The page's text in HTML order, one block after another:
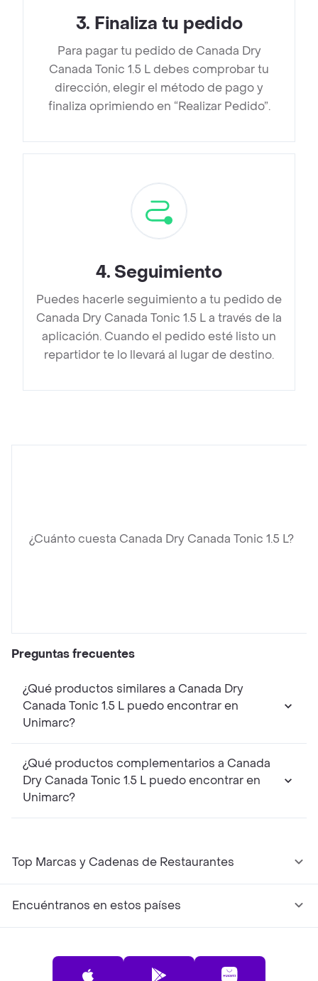
3. Finaliza tu pedido
Para pagar tu pedido de Canada Dry
Canada Tonic 1.5 L debes comprobar tu
dirección, elegir el método de pago y
finaliza oprimiendo en “Realizar Pedido”.
4. Seguimiento
Puedes hacerle seguimiento a tu pedido de
Canada Dry Canada Tonic 1.5 L a través de la
aplicación. Cuando el pedido esté listo un
repartidor te lo llevará al lugar de destino.
¿Cuánto cuesta Canada Dry Canada Tonic 1.5 L?
Preguntas frecuentes
¿Qué productos similares a Canada Dry
Canada Tonic 1.5 L puedo encontrar en
Unimarc?
¿Qué productos complementarios a Canada
Dry Canada Tonic 1.5 L puedo encontrar en
Unimarc?
Top Marcas y Cadenas de Restaurantes
Encuéntranos en estos países